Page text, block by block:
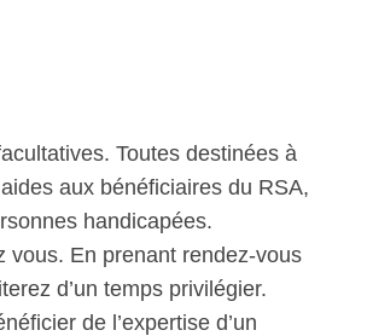
Toutes destinées à
aux bénéficiaires du RSA,
handicapées.
vous. En prenant rendez-vous
d’un temps privilégier.
de l’expertise d’un